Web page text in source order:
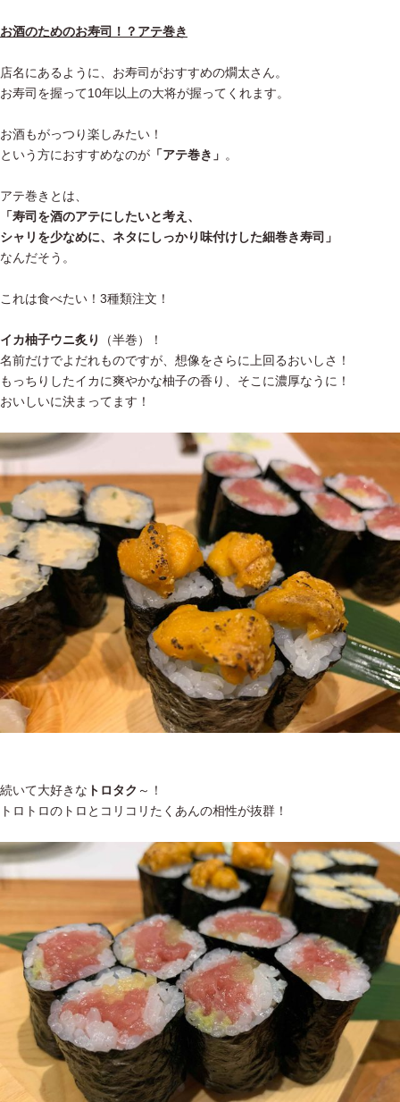
お酒のためのお寿司！？アテ巻き
店名にあるように、お寿司がおすすめの燗太さん。
お寿司を握って10年以上の大将が握ってくれます。
お酒もがっつり楽しみたい！
という方におすすめなのが 「アテ巻き」 。
アテ巻きとは、
「寿司を酒のアテにしたいと考え、
シャリを少なめに、ネタにしっかり味付けした細巻き寿司」
なんだそう。
これは食べたい！3種類注文！
イカ柚子ウニ炙り
（半巻）！
名前だけでよだれものですが、想像をさらに上回るおいしさ！
もっちりしたイカに爽やかな柚子の香り、そこに濃厚なうに！
おいしいに決まってます！
続いて大好きな トロタク ～！
トロトロのトロとコリコリたくあんの相性が抜群！